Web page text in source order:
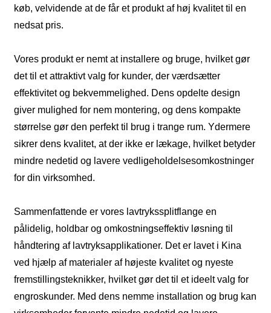
køb, velvidende at de får et produkt af høj kvalitet til en
nedsat pris.
Vores produkt er nemt at installere og bruge, hvilket gør
det til et attraktivt valg for kunder, der værdsætter
effektivitet og bekvemmelighed. Dens opdelte design
giver mulighed for nem montering, og dens kompakte
størrelse gør den perfekt til brug i trange rum. Ydermere
sikrer dens kvalitet, at der ikke er lækage, hvilket betyder
mindre nedetid og lavere vedligeholdelsesomkostninger
for din virksomhed.
Sammenfattende er vores lavtrykssplitflange en
pålidelig, holdbar og omkostningseffektiv løsning til
håndtering af lavtryksapplikationer. Det er lavet i Kina
ved hjælp af materialer af højeste kvalitet og nyeste
fremstillingsteknikker, hvilket gør det til et ideelt valg for
engroskunder. Med dens nemme installation og brug kan